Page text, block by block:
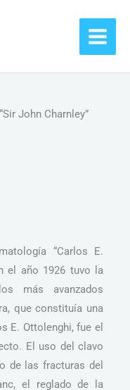
John Charnley”
“Carlos E.
el año 1926 tuvo la
más avanzados
que constituía una
E. Ottolenghi, fue el
El uso del clavo
de las fracturas del
el reglado de la